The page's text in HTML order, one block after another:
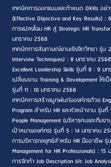
เทคนิคการออกแบบและกำหนด OKRs อ
(Effective Objective and Key Results)
การแปลงโฉม HR สู่ Strategic HR
มกราคม 2568
เทคนิคการสัมภาษณ์งานเชิงจิตวิทยา รุ่น
Interview Techniques) : 8 มกราคม 2568
Excellent Leadership Skills รุ่นที่ 8 : 9 ม
เปลี่ยนงาน Training & Development ให้เ
รุ่นที่ 11 : 10 มกราคม 2568
เทคนิคการสร้างผูกพันต่อองค์กรด้วย
Program สำหรับ HR และหัวหน้างาน รุ่น
People Management (บริหารคนและทีมงา
เป้าหมายองค์กร) รุ่นที่ 5 : 14 มกราคม
การบริหารกลยุทธ์สำหรับ HR มืออาชีพ รุ่
Management for HR Professionals) :
การจัดทำ Job Description และ Job